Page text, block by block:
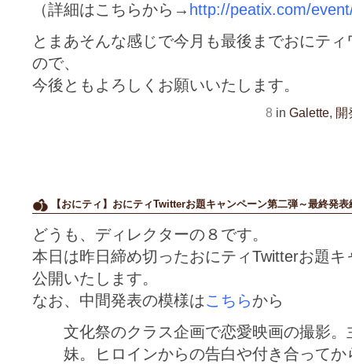
（詳細はこちらから→ http://peatix.com/
とまあそんな感じで今月も最後までおにテ
ので、
今後ともよろしくお願いいたします。
8 in Galette, 開
【おにティ】おにティTwitterお題キャンペーン第二弾～最終発表
どうも、ディレクターの８です。
本日は昨日締め切ったおにティTwitterお題
公開いたします。
なお、中間発表の模様はこちらから
文化祭のクラス企画で恋愛映画の撮影
妹。ヒロインからの告白や付き合って